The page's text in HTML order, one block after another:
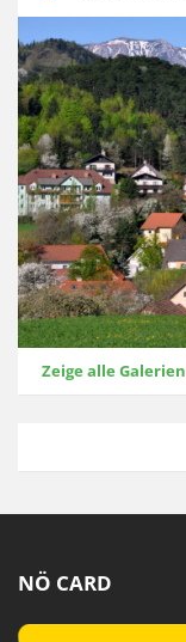
Zeige alle Galerien
NÖ CARD